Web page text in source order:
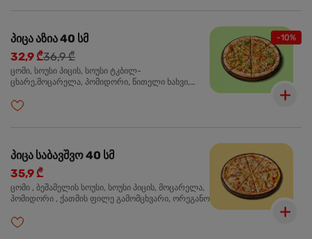
-10%
პიცა აზია 40 სმ
32,9 ₾36,9 ₾
ცომი, სოუსი პიცის, სოუსი ტკბილ-
ცხარე,მოცარელა, პომიდორი, წითელი ხახვი,
სეზამის მარცვლის ნაზავი, ქინძი, ორეგანო
პიცა საბავშვო 40 სმ
35,9 ₾
ცომი , ბეშამელის სოუსი, სოუსი პიცის, მოცარელა,
პომიდორი , ქათმის ფილე გამომცხვარი, ორეგანო